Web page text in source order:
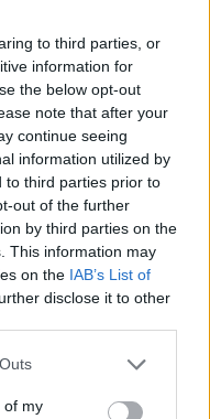
to third parties, or
information for
the below opt-out
note that after your
continue seeing
information utilized by
to third parties prior to
out of the further
by third parties on the
This information may
on the IAB’s List of
disclose it to other
one or more Google
You may click to
of my
Ουκρανία
31χρονου
από τις ΗΠΑ
προέδρου
δύο
κοθρόπιτα,